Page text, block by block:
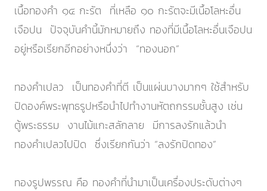
เนื้อทองคำ ๑๔ กะรัต ที่เหลือ ๑๐ กะรัตจะมีเนื้อโลหะอื่น
เจือปน ปัจจุบันคำนี้มักหมายถึง ทองที่มีเนื้อโลหะอื่นเจือปน
อยู่หรือเรียกอีกอย่างหนึ่งว่า “ทองนอก”
ทองคำเปลว เป็นทองคำที่ตี เป็นแผ่นบางมากๆ ใช้สำหรับ
ปิดองค์พระพุทธรูปหรือนำไปทำงานหัตถกรรมชั้นสูง เช่น
ตู้พระธรรม งานไม้แกะสลักลาย มีการลงรักแล้วนำ
ทองคำเปลวไปปิด ซึ่งเรียกกันว่า “ลงรักปิดทอง”
ทองรูปพรรณ คือ ทองคำที่นำมาเป็นเครื่องประดับต่างๆ